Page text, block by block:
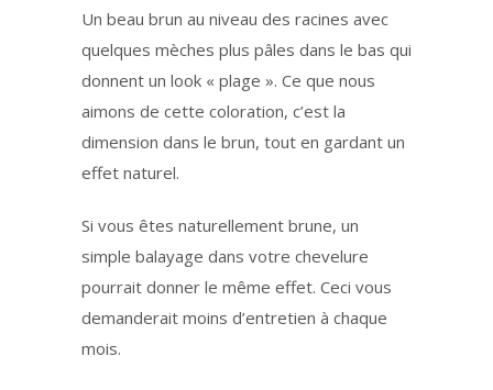
Un beau brun au niveau des racines avec
quelques mèches plus pâles dans le bas qui
donnent un look « plage ». Ce que nous
aimons de cette coloration, c’est la
dimension dans le brun, tout en gardant un
effet naturel.
Si vous êtes naturellement brune, un
simple balayage dans votre chevelure
pourrait donner le même effet. Ceci vous
demanderait moins d’entretien à chaque
mois.